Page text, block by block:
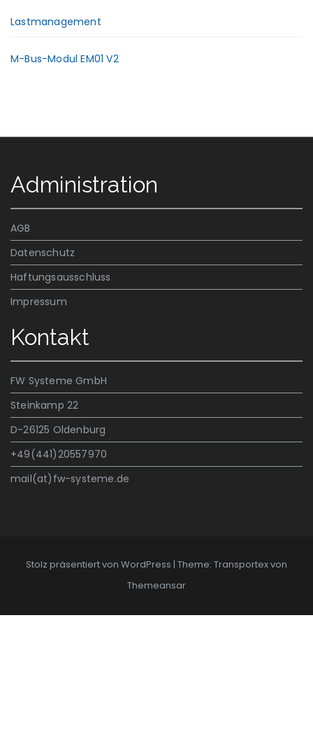
Lastmanagement
M-Bus-Modul EM01 V2
Administration
AGB
Datenschutz
Haftungsausschluss
Impressum
Kontakt
FW Systeme GmbH
Steinkamp 22
D-26125 Oldenburg
+49(441)20557970
mail(at)fw-systeme.de
Stolz präsentiert von WordPress | Theme: Transportex von
Themeansar